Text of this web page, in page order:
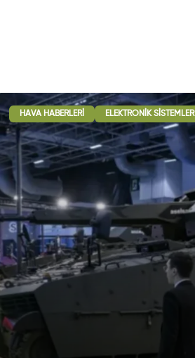
HAVA HABERLERI ELEKTRONIK SISTEMLER